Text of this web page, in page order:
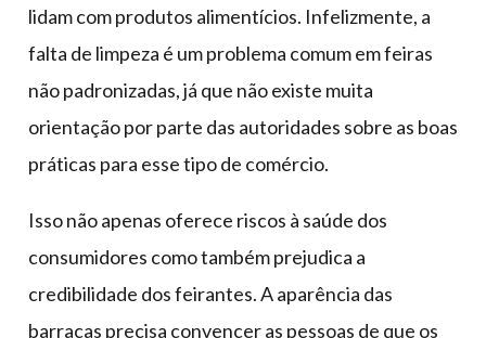
lidam com produtos alimentícios. Infelizmente, a
falta de limpeza é um problema comum em feiras
não padronizadas, já que não existe muita
orientação por parte das autoridades sobre as boas
práticas para esse tipo de comércio.
Isso não apenas oferece riscos à saúde dos
consumidores como também prejudica a
credibilidade dos feirantes. A aparência das
barracas precisa convencer as pessoas de que os